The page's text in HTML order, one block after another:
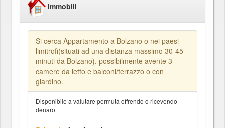
Immobili
Si cerca Appartamento a Bolzano o nei paesi
limitrofi(situati ad una distanza massimo 30-45
minuti da Bolzano), possibilmente avente 3
camere da letto e balconi/terrazzo o con
giardino.
Disponibile a valutare permuta offrendo o ricevendo
denaro